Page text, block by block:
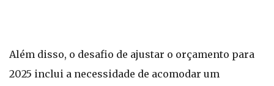
Além disso, o desafio de ajustar o orçamento para
2025 inclui a necessidade de acomodar um